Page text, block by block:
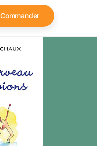
Commander